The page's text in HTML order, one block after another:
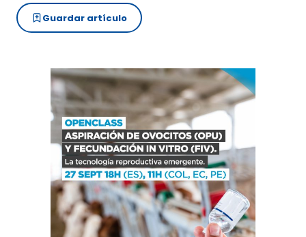
Guardar artículo